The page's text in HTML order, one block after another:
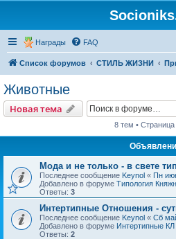
Награды FAQ
Список форумов СТИЛЬ ЖИЗНИ
Животные
Новая тема
8 тем • Страница
Мода и не только - в свете
Последнее сообщение Keynol « Пн
Добавлено в форуме Типология
Ответы: 3
Интертипные Отношения -
Последнее сообщение Keynol « Сб
Добавлено в форуме Интертипные КЛ
Ответы: 2